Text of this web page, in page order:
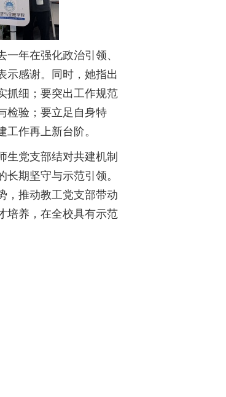
年在强化政治引领、
示感谢。同时，她指出
抓细；要突出工作规范
检验；要立足自身特
作再上新台阶。
生党支部结对共建机制
期坚守与示范引领。
，推动教工党支部带动
培养，在全校具有示范